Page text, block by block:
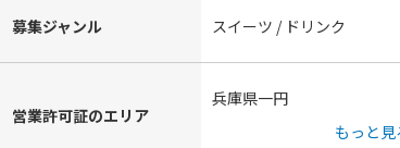
募集ジャンル スイーツ / ドリンク
営業許可証のエリア
兵庫県一円
もっと見